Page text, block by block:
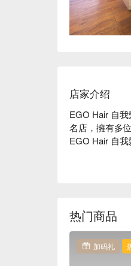
店家介绍
EGO Hair 自
名店，擁有多
EGO Hair 自
EGO Hair 自
热门商品
加码礼